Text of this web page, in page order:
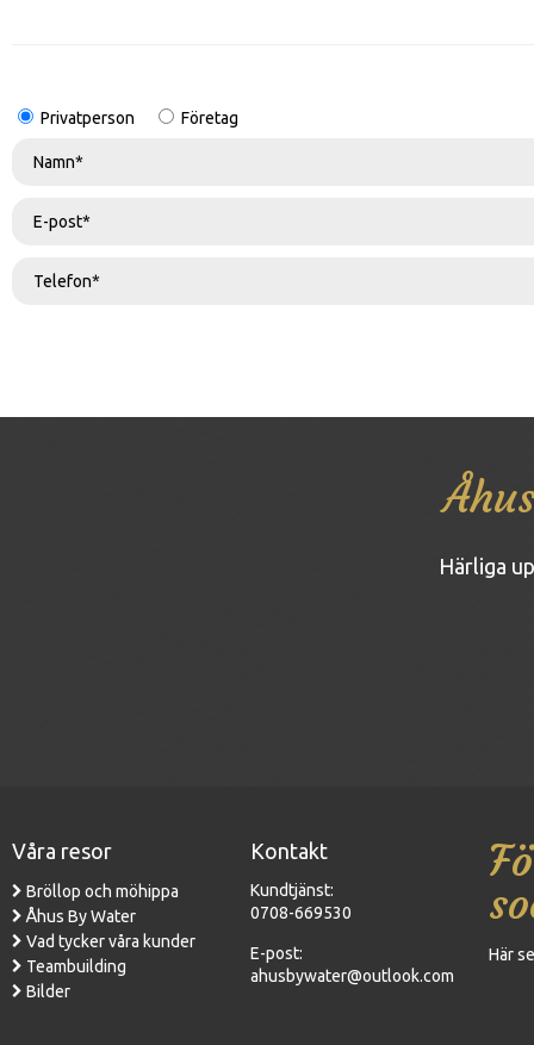
Privatperson Företag
Härliga
Våra resor
Bröllop och möhippa
Åhus By Water
Vad tycker våra kunder
Teambuilding
Bilder
Kontakt
Kundtjänst:
0708-669530
E-post:
ahusbywater@outlook.com
Här